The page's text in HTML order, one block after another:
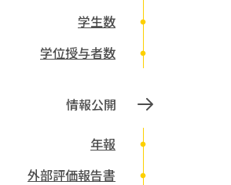
学生数
学位授与者数
情報公開
年報
外部評価報告書